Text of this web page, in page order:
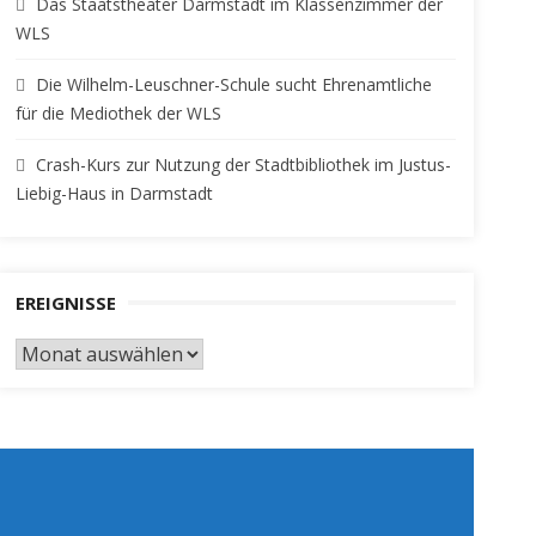
WLS
Die Wilhelm-Leuschner-Schule sucht Ehrenamtliche
für die Mediothek der WLS
Crash-Kurs zur Nutzung der Stadtbibliothek im Justus-
Liebig-Haus in Darmstadt
EREIGNISSE
EREIGNISSE